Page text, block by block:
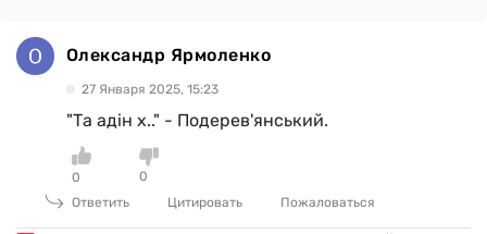
Олександр Ярмоленко
27 Января 2025, 15:23
"Та адін х.." - Подерев'янський.
0
0
Ответить
Цитировать Пожаловаться